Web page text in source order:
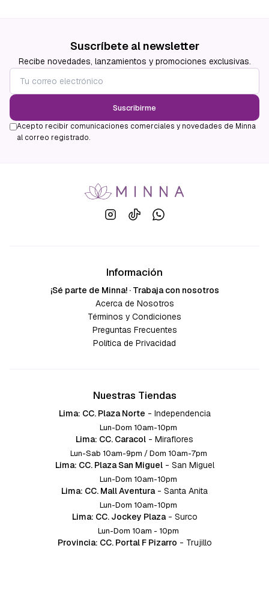
Suscríbete al newsletter
Recibe novedades, lanzamientos y promociones exclusivas.
Suscribirme
Acepto recibir comunicaciones comerciales y novedades de Minna
al correo registrado.
Información
¡Sé parte de Minna! · Trabaja con nosotros
Acerca de Nosotros
Términos y Condiciones
Preguntas Frecuentes
Política de Privacidad
Nuestras Tiendas
Lima: CC. Plaza Norte - Independencia
Lun-Dom 10am-10pm
Lima: CC. Caracol - Miraflores
Lun-Sab 10am-9pm / Dom 10am-7pm
Lima: CC. Plaza San Miguel - San Miguel
Lun-Dom 10am-10pm
Lima: CC. Mall Aventura - Santa Anita
Lun-Dom 10am-10pm
Lima: CC. Jockey Plaza - Surco
Lun-Dom 10am - 10pm
Provincia: CC. Portal F Pizarro - Trujillo